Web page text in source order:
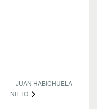
JUAN HABICHUELA
NIETO